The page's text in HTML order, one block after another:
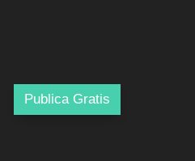
Publica Gratis